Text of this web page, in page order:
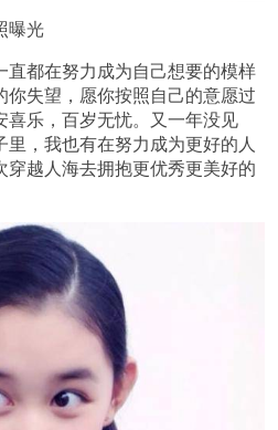
曝光
直都在努力成为自己想要的模样
失望，愿你按照自己的意愿过
乐，百岁无忧。又一年没见
，我也有在努力成为更好的人
越人海去拥抱更优秀更美好的